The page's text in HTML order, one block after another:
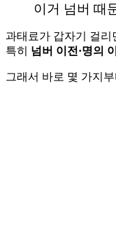
이거 넘버 때
과태료가 갑자기 걸리
특히 넘버 이전·명의
그래서 바로 몇 가지